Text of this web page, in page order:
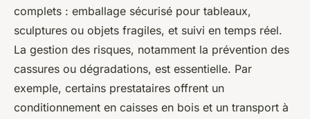
complets : emballage sécurisé pour tableaux,
sculptures ou objets fragiles, et suivi en temps réel.
La gestion des risques, notamment la prévention des
cassures ou dégradations, est essentielle. Par
exemple, certains prestataires offrent un
conditionnement en caisses en bois et un transport à